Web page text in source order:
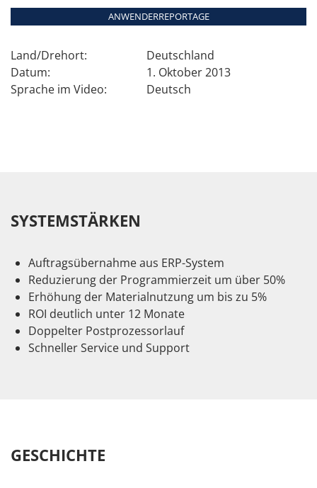
ANWENDERREPORTAGE
Land/Drehort:
Deutschland
Datum:
1. Oktober 2013
Sprache im Video:
Deutsch
SYSTEMSTÄRKEN
Auftragsübernahme aus ERP-System
Reduzierung der Programmierzeit um über 50%
Erhöhung der Materialnutzung um bis zu 5%
ROI deutlich unter 12 Monate
Doppelter Postprozessorlauf
Schneller Service und Support
GESCHICHTE